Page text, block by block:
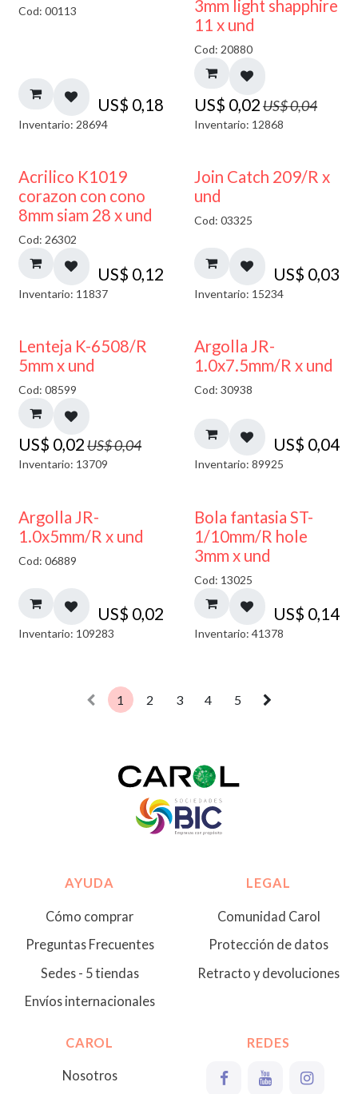
Cod: 00113
US$ 0,18
Inventario: 28694
3mm light shapphire
11 x und
Cod: 20880
US$ 0,02US$0,04
Inventario: 12868
Acrilico K1019
corazon con cono
8mm siam 28 x und
Cod: 26302
US$ 0,12
Inventario: 11837
Join Catch 209/R x
und
Cod: 03325
US$ 0,03
Inventario: 15234
50% DESCUENTO
Lenteja K-6508/R
5mm x und
Cod: 08599
US$ 0,02US$0,04
Inventario: 13709
Argolla JR-
1.0x7.5mm/R x und
Cod: 30938
US$ 0,04
Inventario: 89925
Argolla JR-
1.0x5mm/R x und
Cod: 06889
US$ 0,02
Inventario: 109283
Bola fantasia ST-
1/10mm/R hole
3mm x und
Cod: 13025
US$ 0,14
Inventario: 41378
1 2 3 4 5
AYUDA
Cómo comprar
Preguntas Frecuentes
Sedes - 5 tiendas
Envíos internacionales
LEGAL
Comunidad Carol
Protección de datos
Retracto y devoluciones
CAROL
Nosotros
REDES